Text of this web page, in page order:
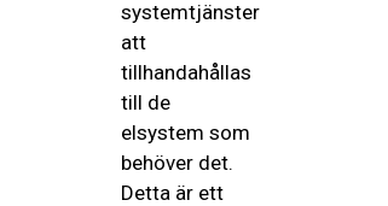
systemtjänster
att
tillhandahållas
till de
elsystem som
behöver det.
Detta är ett